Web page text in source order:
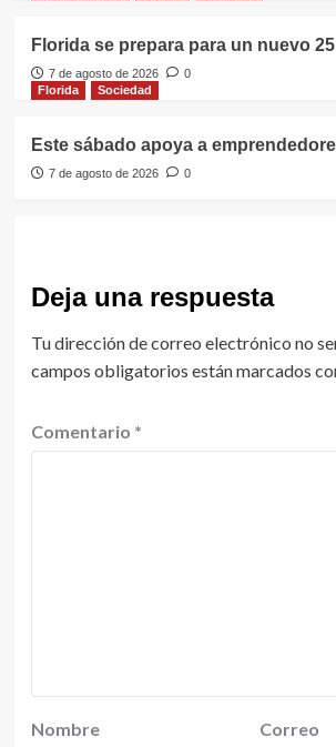
Florida se prepara para un nuevo
7 de agosto de 2026
0
Florida
Sociedad
Este sábado apoya a
7 de agosto de 2026 0
Deja una respuesta
Tu dirección de correo electrónico no
campos obligatorios están marcados
Comentario *
Nombre
Correo